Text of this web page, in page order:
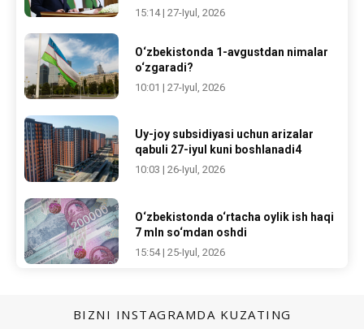
15:14 | 27-Iyul, 2026
O‘zbekistonda 1-avgustdan nimalar
o‘zgaradi?
10:01 | 27-Iyul, 2026
Uy-joy subsidiyasi uchun arizalar
qabuli 27-iyul kuni boshlanadi4
10:03 | 26-Iyul, 2026
O‘zbekistonda o‘rtacha oylik ish haqi
7 mln so‘mdan oshdi
15:54 | 25-Iyul, 2026
BIZNI INSTAGRAMDA KUZATING